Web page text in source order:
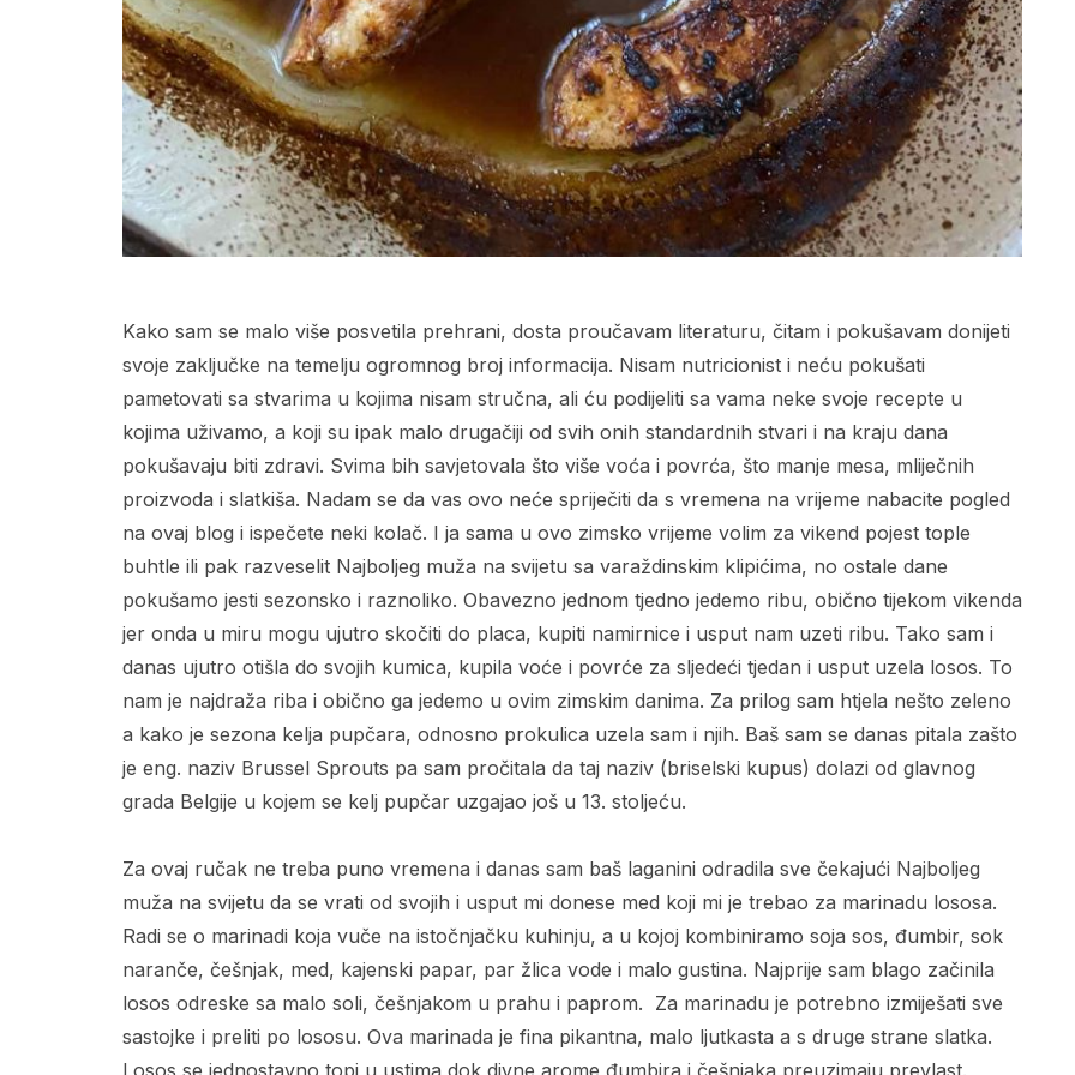
Kako sam se malo više posvetila prehrani, dosta proučavam literaturu, čitam i pokušavam donijeti
svoje zaključke na temelju ogromnog broj informacija. Nisam nutricionist i neću pokušati
pametovati sa stvarima u kojima nisam stručna, ali ću podijeliti sa vama neke svoje recepte u
kojima uživamo, a koji su ipak malo drugačiji od svih onih standardnih stvari i na kraju dana
pokušavaju biti zdravi. Svima bih savjetovala što više voća i povrća, što manje mesa, mliječnih
proizvoda i slatkiša. Nadam se da vas ovo neće spriječiti da s vremena na vrijeme nabacite pogled
na ovaj blog i ispečete neki kolač. I ja sama u ovo zimsko vrijeme volim za vikend pojest tople
buhtle ili pak razveselit Najboljeg muža na svijetu sa varaždinskim klipićima, no ostale dane
pokušamo jesti sezonsko i raznoliko. Obavezno jednom tjedno jedemo ribu, obično tijekom vikenda
jer onda u miru mogu ujutro skočiti do placa, kupiti namirnice i usput nam uzeti ribu. Tako sam i
danas ujutro otišla do svojih kumica, kupila voće i povrće za sljedeći tjedan i usput uzela losos. To
nam je najdraža riba i obično ga jedemo u ovim zimskim danima. Za prilog sam htjela nešto zeleno
a kako je sezona kelja pupčara, odnosno prokulica uzela sam i njih. Baš sam se danas pitala zašto
je eng. naziv Brussel Sprouts pa sam pročitala da taj naziv (briselski kupus) dolazi od glavnog
grada Belgije u kojem se kelj pupčar uzgajao još u 13. stoljeću.
Za ovaj ručak ne treba puno vremena i danas sam baš laganini odradila sve čekajući Najboljeg
muža na svijetu da se vrati od svojih i usput mi donese med koji mi je trebao za marinadu lososa.
Radi se o marinadi koja vuče na istočnjačku kuhinju, a u kojoj kombiniramo soja sos, đumbir, sok
naranče, češnjak, med, kajenski papar, par žlica vode i malo gustina. Najprije sam blago začinila
losos odreske sa malo soli, češnjakom u prahu i paprom. Za marinadu je potrebno izmiješati sve
sastojke i preliti po lososu. Ova marinada je fina pikantna, malo ljutkasta a s druge strane slatka.
Losos se jednostavno topi u ustima dok divne arome đumbira i češnjaka preuzimaju prevlast.